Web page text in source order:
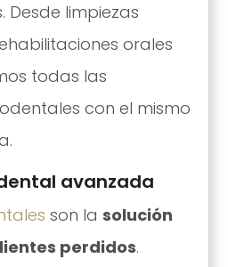
Desde limpiezas
orales
todas las
con el mismo
avanzada
son la solución
perdidos.